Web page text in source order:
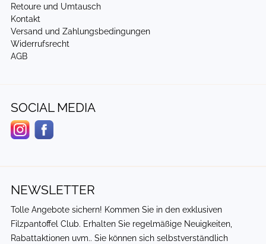
Retoure und Umtausch
Kontakt
Versand und Zahlungsbedingungen
Widerrufsrecht
AGB
SOCIAL MEDIA
NEWSLETTER
Tolle Angebote sichern! Kommen Sie in den exklusiven
Filzpantoffel Club. Erhalten Sie regelmäßige Neuigkeiten,
Rabattaktionen uvm.. Sie können sich selbstverständlich